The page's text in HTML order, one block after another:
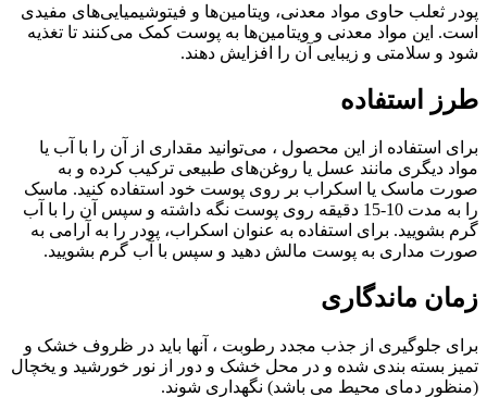
پودر ثعلب حاوی مواد معدنی، ویتامین‌ها و فیتوشیمیایی‌های مفیدی
است. این مواد معدنی و ویتامین‌ها به پوست کمک می‌کنند تا تغذیه
شود و سلامتی و زیبایی آن را افزایش دهند.
طرز استفاده
برای استفاده از این محصول ، می‌توانید مقداری از آن را با آب یا
مواد دیگری مانند عسل یا روغن‌های طبیعی ترکیب کرده و به
صورت ماسک یا اسکراب بر روی پوست خود استفاده کنید. ماسک
را به مدت 10-15 دقیقه روی پوست نگه داشته و سپس آن را با آب
گرم بشویید. برای استفاده به عنوان اسکراب، پودر را به آرامی به
صورت مداری به پوست مالش دهید و سپس با آب گرم بشویید.
زمان ماندگاری
برای جلوگیری از جذب مجدد رطوبت ، آنها باید در ظروف خشک و
تمیز بسته بندی شده و در محل خشک و دور از نور خورشید و یخچال
(منظور دمای محیط می باشد) نگهداری شوند.